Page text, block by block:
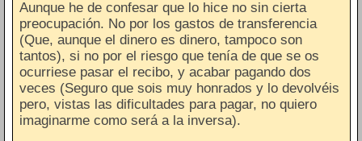
Aunque he de confesar que lo hice no sin cierta
preocupación. No por los gastos de transferencia
(Que, aunque el dinero es dinero, tampoco son
tantos), si no por el riesgo que tenía de que se os
ocurriese pasar el recibo, y acabar pagando dos
veces (Seguro que sois muy honrados y lo devolvéis
pero, vistas las dificultades para pagar, no quiero
imaginarme como será a la inversa).